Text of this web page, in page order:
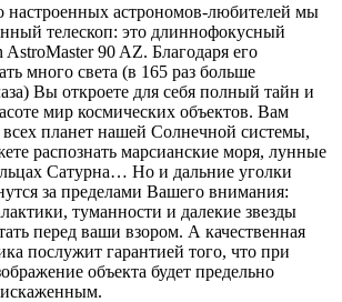
настроенных астрономов-любителей мы
телескоп: это длиннофокусный
AstroMaster 90 AZ. Благодаря его
много света (в 165 раз больше
Вы откроете для себя полный тайн и
мир космических объектов. Вам
планет нашей Солнечной системы,
распознать марсианские моря, лунные
Сатурна… Но и дальние уголки
за пределами Вашего внимания:
туманности и далекие звезды
перед ваши взором. А качественная
послужит гарантией того, что при
объекта будет предельно